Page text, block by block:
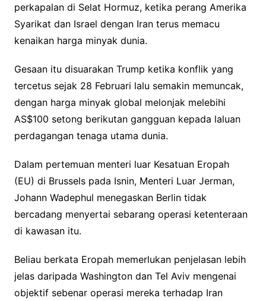
perkapalan di Selat Hormuz, ketika perang Amerika
Syarikat dan Israel dengan Iran terus memacu
kenaikan harga minyak dunia.
Gesaan itu disuarakan Trump ketika konflik yang
tercetus sejak 28 Februari lalu semakin memuncak,
dengan harga minyak global melonjak melebihi
AS$100 setong berikutan gangguan kepada laluan
perdagangan tenaga utama dunia.
Dalam pertemuan menteri luar Kesatuan Eropah
(EU) di Brussels pada Isnin, Menteri Luar Jerman,
Johann Wadephul menegaskan Berlin tidak
bercadang menyertai sebarang operasi ketenteraan
di kawasan itu.
Beliau berkata Eropah memerlukan penjelasan lebih
jelas daripada Washington dan Tel Aviv mengenai
objektif sebenar operasi mereka terhadap Iran